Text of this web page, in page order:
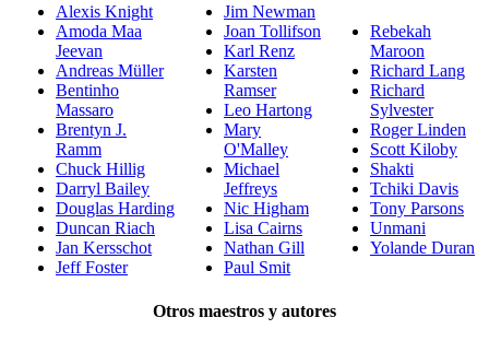
Alexis Knight
Amoda Maa
Jeevan
Andreas Müller
Bentinho
Massaro
Brentyn J.
Ramm
Chuck Hillig
Darryl Bailey
Douglas Harding
Duncan Riach
Jan Kersschot
Jeff Foster
Jim Newman
Joan Tollifson
Karl Renz
Karsten
Ramser
Leo Hartong
Mary
O'Malley
Michael
Jeffreys
Nic Higham
Lisa Cairns
Nathan Gill
Paul Smit
Rebekah
Maroon
Richard Lang
Richard
Sylvester
Roger Linden
Scott Kiloby
Shakti
Tchiki Davis
Tony Parsons
Unmani
Yolande Duran
Otros maestros y autores